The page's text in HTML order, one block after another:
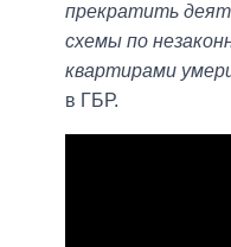
прекратить
схемы по
квартирами
в ГБР.